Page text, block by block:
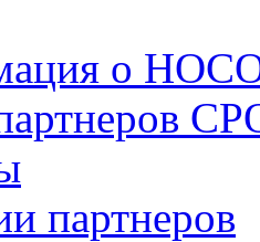
о
партнеров